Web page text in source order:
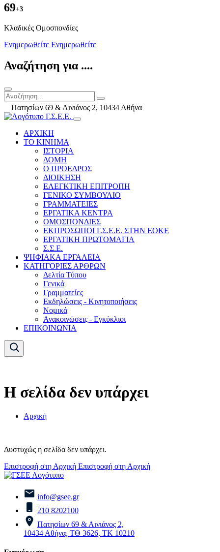
69+3
Kλαδικές Ομοσπονδίες
Ενημερωθείτε Ενημερωθείτε
Αναζήτηση για ....
Πατησίων 69 & Αινιάνος 2, 10434 Αθήνα
ΑΡΧΙΚΗ
ΤΟ ΚΙΝΗΜΑ
ΙΣΤΟΡΙΑ
ΔΟΜΗ
Ο ΠΡΟΕΔΡΟΣ
ΔΙΟΙΚΗΣΗ
ΕΛΕΓΚΤΙΚΗ ΕΠΙΤΡΟΠΗ
ΓΕΝΙΚΟ ΣΥΜΒΟΥΛΙΟ
ΓΡΑΜΜΑΤΕΙΕΣ
ΕΡΓΑΤΙΚΑ ΚΕΝΤΡΑ
ΟΜΟΣΠΟΝΔΙΕΣ
ΕΚΠΡΟΣΩΠΟΙ Γ.Σ.Ε.Ε. ΣΤΗΝ ΕΟΚΕ
ΕΡΓΑΤΙΚΗ ΠΡΩΤΟΜΑΓΙΑ
Σ.Σ.Ε.
ΨΗΦΙΑΚΑ ΕΡΓΑΛΕΙΑ
ΚΑΤΗΓΟΡΙΕΣ ΑΡΘΡΩΝ
Δελτία Τύπου
Γενικά
Γραμματείες
Εκδηλώσεις - Κινητοποιήσεις
Νομικά
Ανακοινώσεις - Εγκύκλιοι
ΕΠΙΚΟΙΝΩΝΙΑ
Η σελίδα δεν υπάρχει
Αρχική
Δυστυχώς η σελίδα δεν υπάρχει.
Επιστροφή στη Αρχική Επιστροφή στη Αρχική
info@gsee.gr
210 8202100
Πατησίων 69 & Αινιάνος 2,
10434 Αθήνα, ΤΘ 3626, ΤΚ 10210